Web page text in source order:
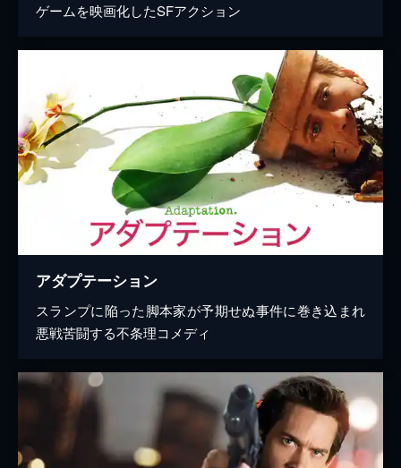
ゲームを映画化したSFアクション
アダプテーション
スランプに陥った脚本家が予期せぬ事件に巻き込まれ
悪戦苦闘する不条理コメディ